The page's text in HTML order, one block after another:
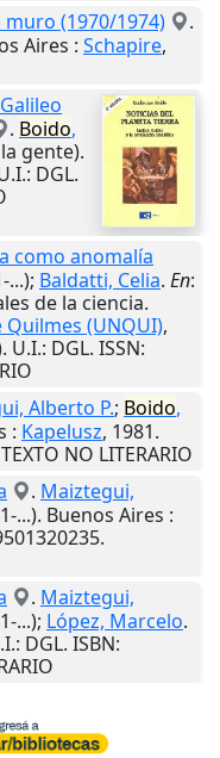
(1970/1974)
.
Aires : Schapire,
. Boido,
gente).
: DGL.
como anomalía
...); Baldatti, Celia. En:
de la ciencia.
(UNQUI),
U.I.: DGL. ISSN:
Alberto P.; Boido,
: Kapelusz, 1981.
NO LITERARIO
. Maiztegui,
...). Buenos Aires :
. Maiztegui,
...); López, Marcelo.
: DGL. ISBN: